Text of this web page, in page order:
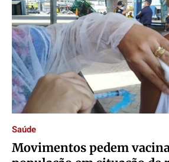
Saúde
Movimentos pedem